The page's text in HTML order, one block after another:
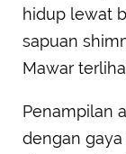
hidup lewat
sapuan
Mawar
Penampilan
dengan